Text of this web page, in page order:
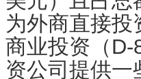
为外商直接
商业投资（
资公司提供一